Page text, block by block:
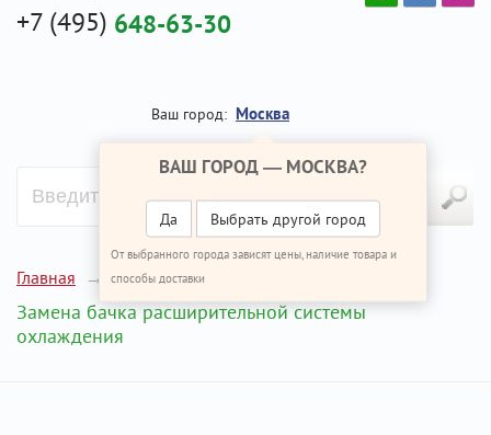
+7 (495) 648-63-30
Ваш город: Москва
ВАШ ГОРОД — МОСКВА?
Да Выбрать другой город
От выбранного города зависят цены, наличие товара и
способы доставки
Главная Ремонт КИА Оптима
Замена бачка расширительной системы
охлаждения